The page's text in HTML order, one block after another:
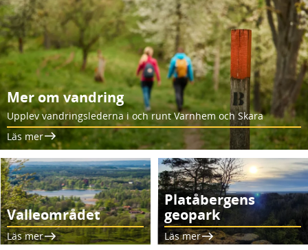
Mer om vandring
Upplev vandringslederna i och runt Varnhem och Skara
Läs mer
Valleområdet
Läs mer
Platåbergens
geopark
Läs mer